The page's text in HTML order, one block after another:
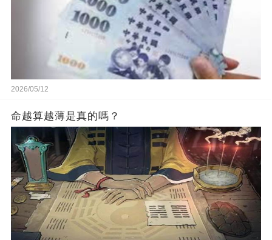
2026/05/12
命越算越薄是真的嗎？